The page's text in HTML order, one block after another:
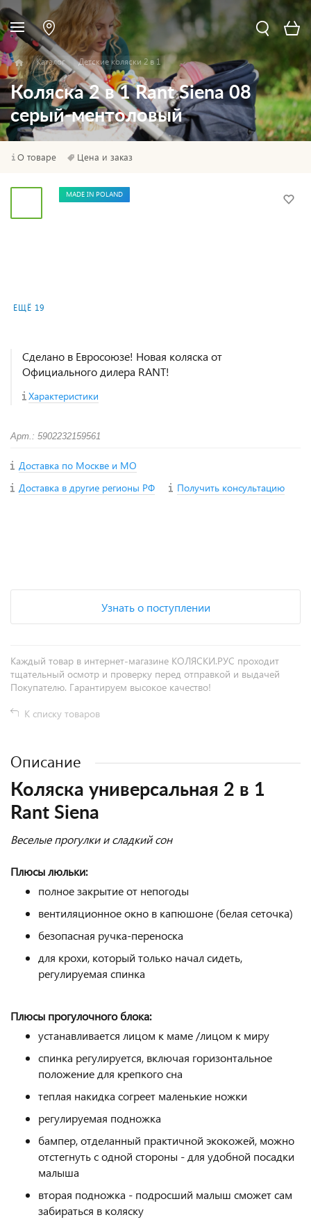
Каталог Детские коляски 2 в 1
Коляска 2 в 1 Rant Siena 08
серый-ментоловый
О товаре Цена и заказ
ЕЩЁ 19
MADE IN POLAND
Сделано в Евросоюзе! Новая коляска от
Официального дилера RANT!
Характеристики
Арт.: 5902232159561
Доставка по Москве и МО
Доставка в другие регионы РФ
Получить консультацию
Узнать о поступлении
Каждый товар в интернет-магазине КОЛЯСКИ.РУС проходит
тщательный осмотр и проверку перед отправкой и выдачей
Покупателю. Гарантируем высокое качество!
К списку товаров
Описание
Коляска универсальная 2 в 1
Rant Siena
Веселые прогулки и сладкий сон
Плюсы люльки:
полное закрытие от непогоды
вентиляционное окно в капюшоне (белая сеточка)
безопасная ручка-переноска
для крохи, который только начал сидеть,
регулируемая спинка
Плюсы прогулочного блока:
устанавливается лицом к маме /лицом к миру
спинка регулируется, включая горизонтальное
положение для крепкого сна
теплая накидка согреет маленькие ножки
регулируемая подножка
бампер, отделанный практичной экокожей, можно
отстегнуть с одной стороны - для удобной посадки
малыша
вторая подножка - подросший малыш сможет сам
забираться в коляску